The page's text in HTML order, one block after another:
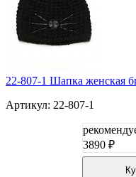
22-807-1 Шапка женская
Артикул: 22-807-1
3890 ₽